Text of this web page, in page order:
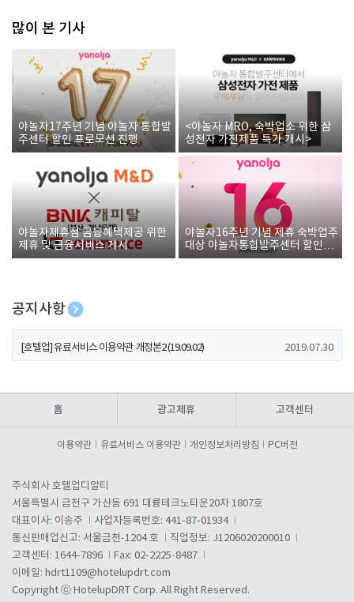
많이 본 기사
야놀자17주년 기념 야놀자 통합발
주센터 할인 프로모션 진행
<야놀자 MRO, 숙박업소 위한 삼
성전자 가전제품 특가 개시>
야놀자제휴점 금융혜택제공 위한
제휴 및 금융서비스 게시
야놀자16주년 기념 제휴 숙박업주
대상 야놀자통합발주센터 할인쿠
폰 증정
공지사항
[호텔업] 개인정보 처리방침 개정본1 (19.09.02)
[호텔업] 유료서비스 이용약관 개정본2 (19.09.02) 2019.07.30
홈 광고제휴 고객센터
이용약관 유료서비스 이용약관 개인정보처리방침 PC버전
주식회사 호텔업디알티
서울특별시 금천구 가산동 691 대륭테크노타운20차 1807호
대표이사: 이송주
사업자등록번호: 441-87-01934
통신판매업신고: 서울금천-1204 호
직업정보: J1206020200010
고객센터: 1644-7896
Fax: 02-2225-8487
이메일: hdrt1109@hotelupdrt.com
Copyright ⓒ HotelupDRT Corp. All Right Reserved.